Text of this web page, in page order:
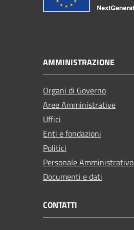
AMMINISTRAZIONE
Organi di Governo
Aree Amministrative
Uffici
Enti e fondazioni
Politici
Personale Amministrativo
Documenti e dati
CONTATTI